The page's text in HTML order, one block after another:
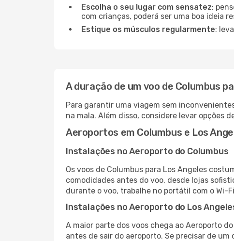
Escolha o seu lugar com sensatez:
com crianças, poderá ser uma boa ideia
Estique os músculos regularmente:
A duração de um voo de Columbus
Para garantir uma viagem sem
na mala. Além disso, considere levar opções
Aeroportos em Columbus e Los
Instalações no Aeroporto do Columbus
Os voos de Columbus para Los Angeles
comodidades antes do voo, desde lojas
durante o voo, trabalhe no portátil com o Wi-
Instalações no Aeroporto do Los
A maior parte dos voos chega ao Aeroporto
antes de sair do aeroporto. Se precisar de